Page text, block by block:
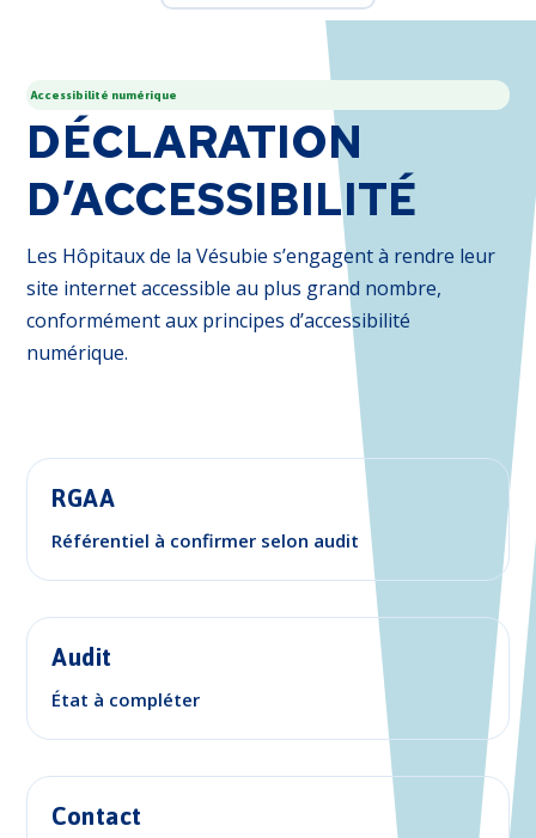
Accessibilité numérique
DÉCLARATION
D’ACCESSIBILITÉ
Les Hôpitaux de la Vésubie s’engagent à rendre leur
site internet accessible au plus grand nombre,
conformément aux principes d’accessibilité
numérique.
RGAA
Référentiel à confirmer selon audit
Audit
État à compléter
Contact